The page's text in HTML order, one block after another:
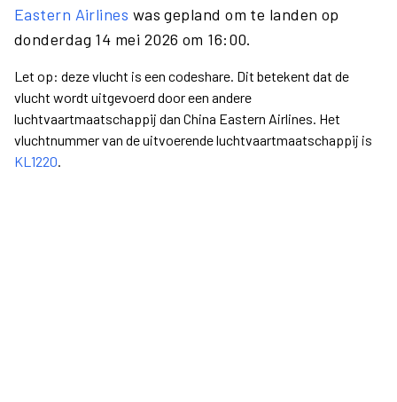
Eastern Airlines was gepland om te landen op
donderdag 14 mei 2026 om 16:00.
Let op: deze vlucht is een codeshare. Dit betekent dat de
vlucht wordt uitgevoerd door een andere
luchtvaartmaatschappij dan China Eastern Airlines. Het
vluchtnummer van de uitvoerende luchtvaartmaatschappij is
KL1220.